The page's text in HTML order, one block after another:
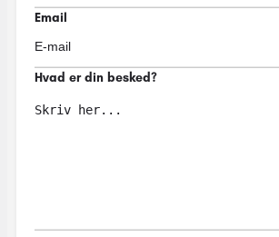
Email
Hvad er din besked?